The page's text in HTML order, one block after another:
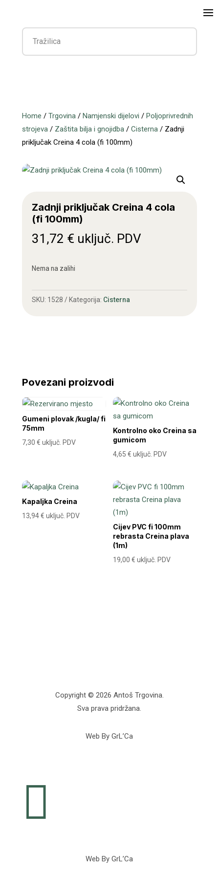
Home / Trgovina/ Namjenski dijelovi / Poljoprivrednih
strojeva/ Zaštita bilja i gnojidba/ Cisterna/ Zadnji
priključak Creina 4 cola (fi 100mm)
Zadnji priključak Creina 4 cola
(fi 100mm)
31,72 € uključ. PDV
Nema na zalihi
SKU: 1528 Kategorija: Cisterna
Povezani proizvodi
Gumeni plovak /kugla/ fi
75mm
7,30 € uključ. PDV
Kontrolno oko Creina sa
gumicom
4,65€ uključ. PDV
Kapaljka Creina
13,94€ uključ. PDV
Cijev PVC fi 100mm
rebrasta Creina plava
(1m)
19,00€ uključ. PDV
Copyright © 2026 Antoš Trgovina.
Sva prava pridržana.
Web By GrL’Ca

Web By GrL’Ca